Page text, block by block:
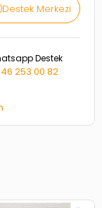
Destek Merkezi
Destek
253 00 82